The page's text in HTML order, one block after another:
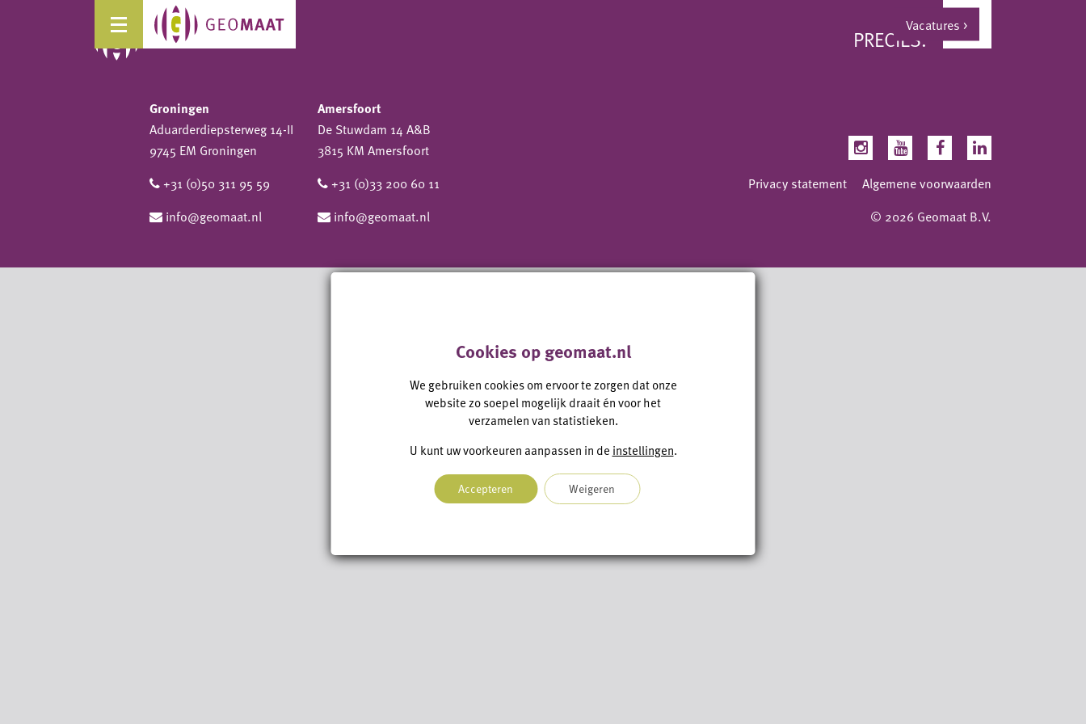
Vacatures >
PRECIES.
Groningen
Aduarderdiepsterweg 14-II
9745 EM Groningen
+31 (0)50 311 95 59
info@geomaat.nl
Amersfoort
De Stuwdam 14 A&B
3815 KM Amersfoort
+31 (0)33 200 60 11
info@geomaat.nl
Privacy statement
Algemene voorwaarden
© 2026 Geomaat B.V.
Cookies op geomaat.nl
We gebruiken cookies om ervoor te zorgen dat onze
website zo soepel mogelijk draait én voor het
verzamelen van statistieken.
U kunt uw voorkeuren aanpassen in de instellingen.
Accepteren Weigeren